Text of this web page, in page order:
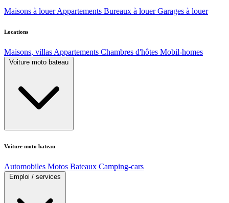
Maisons à louer Appartements Bureaux à louer Garages à louer
Locations
Maisons, villas Appartements Chambres d'hôtes Mobil-homes
Voiture moto bateau
Voiture moto bateau
Automobiles Motos Bateaux Camping-cars
Emploi / services